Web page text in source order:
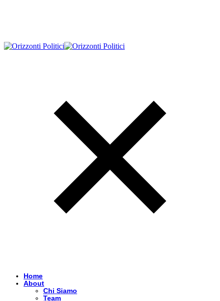
Home
About
Chi Siamo
Team